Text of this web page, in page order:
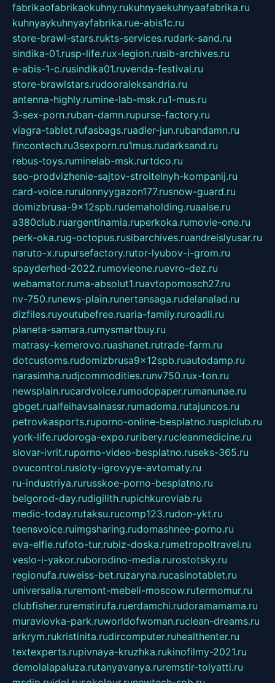
fabrikaofabrikaokuhny.rukuhnyaekuhnyaafabrika.ru
kuhnyaykuhnyayfabrika.rue-abis1c.ru
store-brawl-stars.rukts-services.rudark-sand.ru
sindika-01.rusp-life.rux-legion.rusib-archives.ru
e-abis-1-c.rusindika01.ruvenda-festival.ru
store-brawlstars.rudooraleksandria.ru
antenna-highly.rumine-lab-msk.ru1-mus.ru
3-sex-porn.ruban-damn.rupurse-factory.ru
viagra-tablet.rufasbags.ruadler-jun.rubandamn.ru
fincontech.ru3sexporn.ru1mus.rudarksand.ru
rebus-toys.ruminelab-msk.rurtdco.ru
seo-prodvizhenie-sajtov-stroitelnyh-kompanij.ru
card-voice.rurulonnyygazon177.rusnow-guard.ru
domizbrusa-9x12spb.rudemaholding.ruaalse.ru
a380club.ruargentinamia.ruperkoka.rumovie-one.ru
perk-oka.rug-octopus.rusibarchives.ruandreislyusar.ru
naruto-x.rupursefactory.rutor-lyubov-i-grom.ru
spayderhed-2022.rumovieone.ruevro-dez.ru
webamator.ruma-absolut1.ruavtopomosch27.ru
nv-750.runews-plain.runertansaga.rudelanalad.ru
dizfiles.ruyoutubefree.ruaria-family.ruroadli.ru
planeta-samara.rumysmartbuy.ru
matrasy-kemerovo.ruashanet.rutrade-farm.ru
dotcustoms.rudomizbrusa9x12spb.ruautodamp.ru
narasimha.rudjcommodities.runv750.rux-ton.ru
newsplain.rucardvoice.rumodopaper.rumanunae.ru
gbget.rualfeihavsalnassr.rumadoma.rutajuncos.ru
petrovkasports.ruporno-online-besplatno.rusplclub.ru
york-life.rudoroga-expo.ruribery.rucleanmedicine.ru
slovar-ivrit.ruporno-video-besplatno.ruseks-365.ru
ovucontrol.rusloty-igrovyye-avtomaty.ru
ru-industriya.rurusskoe-porno-besplatno.ru
belgorod-day.rudigilith.rupichkurovlab.ru
medic-today.rutaksu.rucomp123.rudon-ykt.ru
teensvoice.ruimgsharing.rudomashnee-porno.ru
eva-elfie.rufoto-tur.rubiz-doska.rumetropoltravel.ru
veslo-i-yakor.ruborodino-media.rurostotsky.ru
regionufa.ruweiss-bet.ruzaryna.rucasinotablet.ru
universalia.ruremont-mebeli-moscow.rutermomur.ru
clubfisher.ruremstirufa.ruerdamchi.rudoramamama.ru
muraviovka-park.ruworldofwoman.ruclean-dreams.ru
arkrym.rukristinita.rudircomputer.ruhealthenter.ru
textexperts.rupivnaya-kruzhka.rukinofilmy-2021.ru
demolalapaluza.rutanyavanya.ruremstir-tolyatti.ru